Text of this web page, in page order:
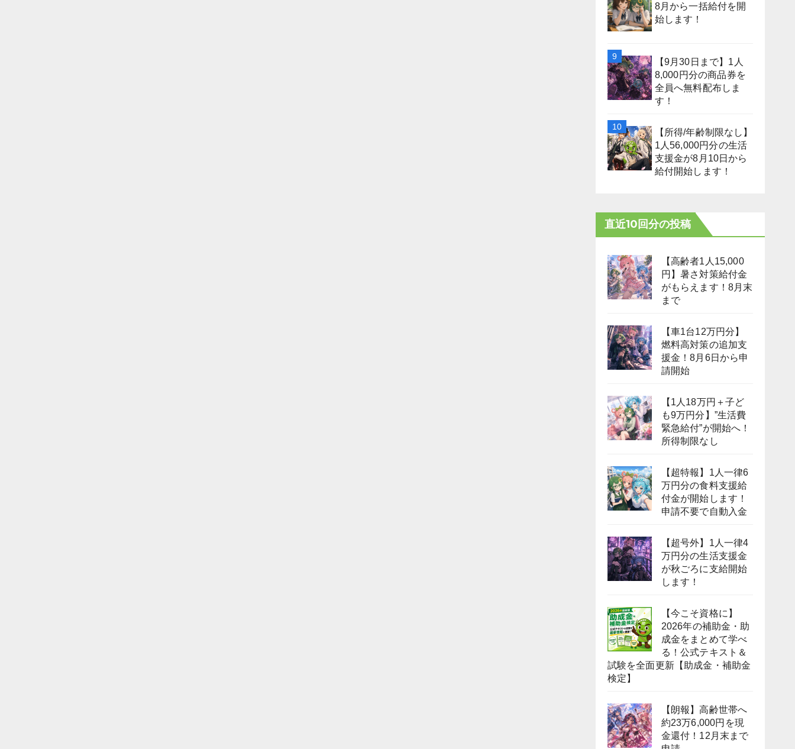
8月から一括給付を開
始します！
【9月30日まで】1人
8,000円分の商品券を
全員へ無料配布しま
す！
【所得/年齢制限なし】
1人56,000円分の生活
支援金が8月10日から
給付開始します！
直近10回分の投稿
【高齢者1人15,000
円】暑さ対策給付金
がもらえます！8月末
まで
【車1台12万円分】
燃料高対策の追加支
援金！8月6日から申
請開始
【1人18万円＋子ど
も9万円分】”生活費
緊急給付”が開始へ！
所得制限なし
【超特報】1人一律6
万円分の食料支援給
付金が開始します！
申請不要で自動入金
【超号外】1人一律4
万円分の生活支援金
が秋ごろに支給開始
します！
【今こそ資格に】
2026年の補助金・助
成金をまとめて学べ
る！公式テキスト＆
試験を全面更新【助成金・補助金
検定】
【朗報】高齢世帯へ
約23万6,000円を現
金還付！12月末まで